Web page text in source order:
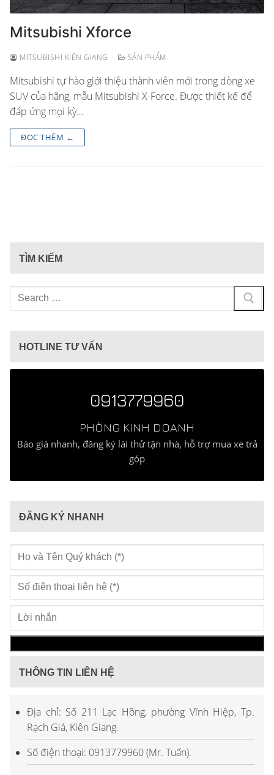
Mitsubishi Xforce
MITSUBISHI KIÊN GIANG SẢN PHẨM
Mitsubishi tự hào giới thiệu thành viên mới trong dòng xe
SUV của hãng, mẫu Mitsubishi X-Force. Được thiết kế để
đáp ứng mọi kỳ…
ĐỌC THÊM ←
TÌM KIẾM
Tìm
kiếm
HOTLINE TƯ VẤN
0913779960
PHÒNG KINH DOANH
Báo giá nhanh, đăng ký lái thử tận nhà, hỗ trợ mua xe trả
góp
ĐĂNG KÝ NHANH
THÔNG TIN LIÊN HỆ
Địa chỉ: Số 211 Lạc Hồng, phường Vĩnh Hiệp, Tp.
Rạch Giá, Kiên Giang.
Số điện thoại: 0913779960 (Mr. Tuấn).